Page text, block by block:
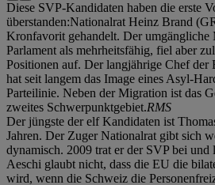
Diese SVP-Kandidaten haben die erste
überstanden:Nationalrat Heinz Brand
Kronfavorit gehandelt. Der umgängliche
Parlament als mehrheitsfähig, fiel aber
Positionen auf. Der langjährige Chef der
hat seit langem das Image eines Asyl-
Parteilinie. Neben der Migration ist das
zweites Schwerpunktgebiet.RMS
Der jüngste der elf Kandidaten ist
Jahren. Der Zuger Nationalrat gibt sich
dynamisch. 2009 trat er der SVP bei
Aeschi glaubt nicht, dass die EU die
wird, wenn die Schweiz die